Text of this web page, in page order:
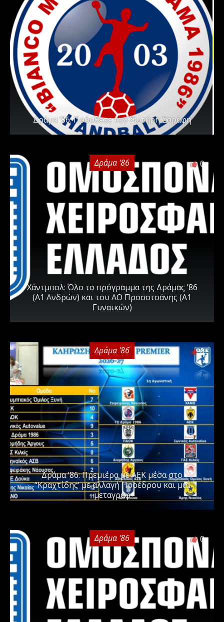
Δράμα ’86: Πρόσθεσε τον Σωτήρη Σαράφη
Δράμα '86 0
Χάντμπολ: Όλο το πρόγραμμα της Δράμας ’86
(Α1 Ανδρών) και του ΑΟ Προσοτσάνης (Α1
Γυναικών)
Δράμα '86 0
Δράμα ’86: Πρεμιέρα με ΑΕΚ μέσα στο
“Κραχτίδης’ με αλλαγή Προέδρου και μια
μεταγραφ
Δράμα '86 0